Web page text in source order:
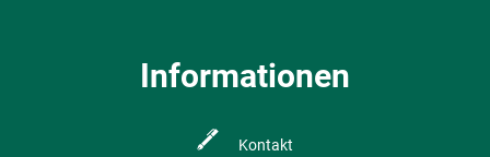
Informationen
Kontakt